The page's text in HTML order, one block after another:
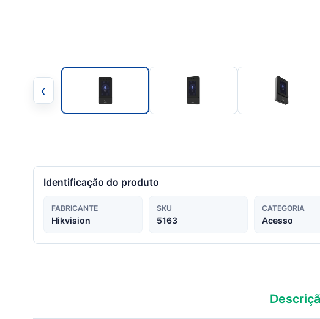
‹
Identificação do produto
FABRICANTE
Hikvision
SKU
5163
CATEGORIA
Acesso